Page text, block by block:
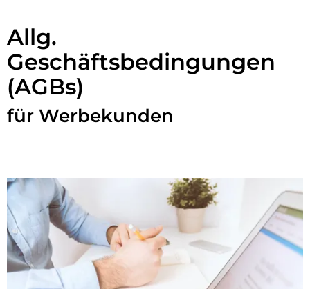
Allg.
Geschäftsbedingungen
(AGBs)
für Werbekunden